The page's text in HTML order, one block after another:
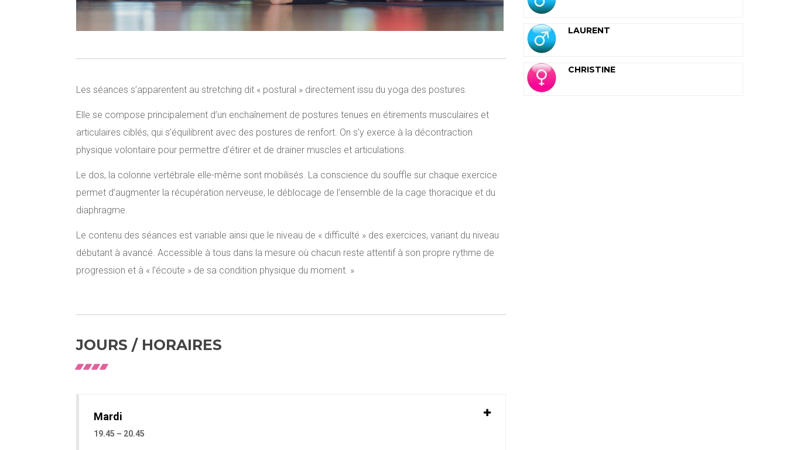
Les séances s’apparentent au stretching dit « postural » directement issu du yoga des postures.
Elle se compose principalement d’un enchaînement de postures tenues en étirements musculaires et
articulaires ciblés, qui s’équilibrent avec des postures de renfort. On s’y exerce à la décontraction
physique volontaire pour permettre d’étirer et de drainer muscles et articulations.
Le dos, la colonne vertébrale elle-même sont mobilisés. La conscience du souffle sur chaque exercice
permet d’augmenter la récupération nerveuse, le déblocage de l’ensemble de la cage thoracique et du
diaphragme.
Le contenu des séances est variable ainsi que le niveau de « difficulté » des exercices, variant du niveau
débutant à avancé. Accessible à tous dans la mesure où chacun reste attentif à son propre rythme de
progression et à « l’écoute » de sa condition physique du moment. »
JOURS / HORAIRES
Mardi
19.45 – 20.45
LAURENT
CHRISTINE